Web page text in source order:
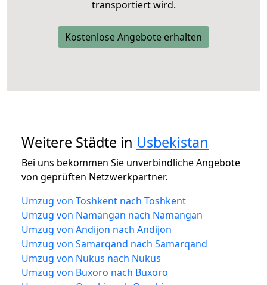
transportiert wird.
Kostenlose Angebote erhalten
Weitere Städte in Usbekistan
Bei uns bekommen Sie unverbindliche Angebote
von geprüften Netzwerkpartner.
Umzug von Toshkent nach Toshkent
Umzug von Namangan nach Namangan
Umzug von Andijon nach Andijon
Umzug von Samarqand nach Samarqand
Umzug von Nukus nach Nukus
Umzug von Buxoro nach Buxoro